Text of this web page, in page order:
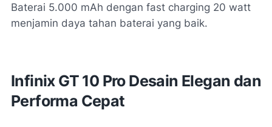
Baterai 5.000 mAh dengan fast charging 20 watt
menjamin daya tahan baterai yang baik.
Infinix GT 10 Pro Desain Elegan dan
Performa Cepat